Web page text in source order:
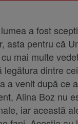
a fost
asta pentru că
mai multe
legătura dintre
a venit după ce
Alina Boz nu
iar această